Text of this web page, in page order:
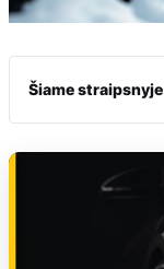
Šiame straipsnyje